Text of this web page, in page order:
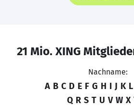
21 Mio. XING
Nachname:
A B C D E F G H I J K L
Q R S T U V W X